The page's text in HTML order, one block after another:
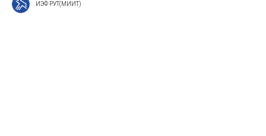
ИЭФ РУТ(МИИТ)